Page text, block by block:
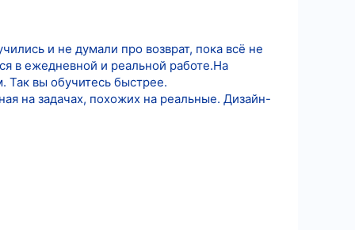
и не думали про возврат, пока всё не
в ежедневной и реальной работе.На
Так вы обучитесь быстрее.
на задачах, похожих на реальные. Дизайн-